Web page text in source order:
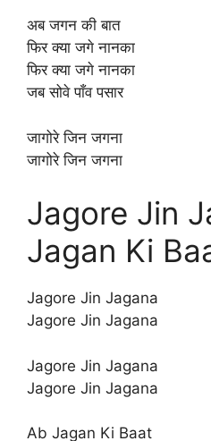
अब जगन की बात
फिर क्या जगे नानका
फिर क्या जगे नानका
जब सोवे पाँव पसार
जागोरे जिन जगना
जागोरे जिन जगना
Jagore Jin
Jagan Ki
Jagore Jin Jagana
Jagore Jin Jagana
Jagore Jin Jagana
Jagore Jin Jagana
Ab Jagan Ki Baat